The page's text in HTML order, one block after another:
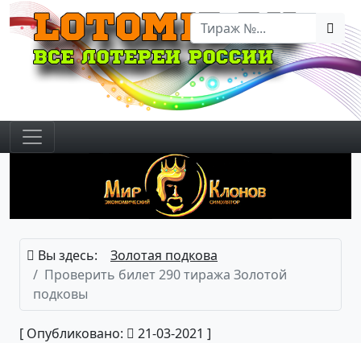
Вы здесь:
Золотая подкова
Проверить билет 290 тиража Золотой
подковы
[ Опубликовано: 21-03-2021 ]